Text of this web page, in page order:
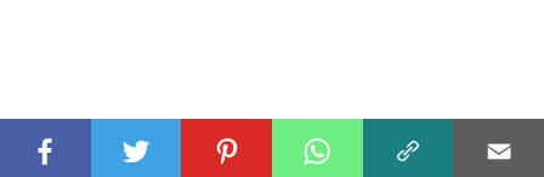
PROMINENTE 03 Aug 2024 GEOGRAPHIE 29 Dez 2024